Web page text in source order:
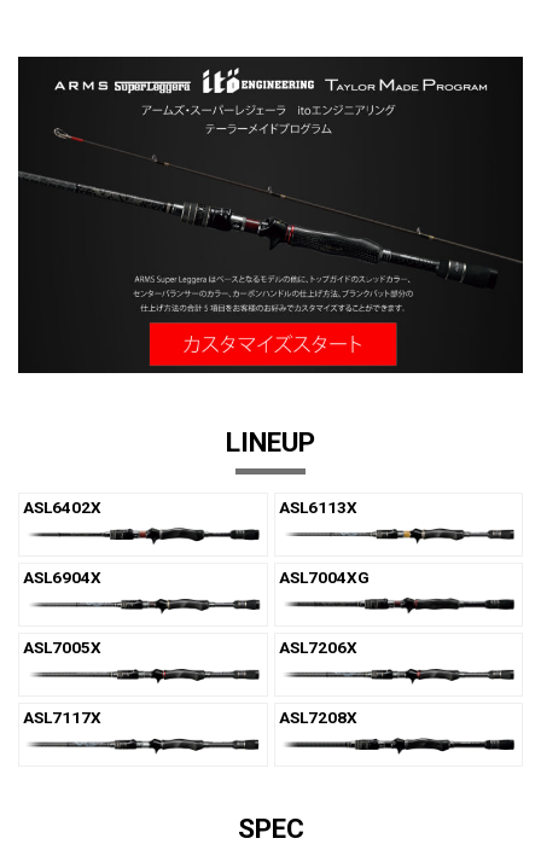
LINEUP
ASL6402X ASL6113X
ASL6904X ASL7004XG
ASL7005X ASL7206X
ASL7117X ASL7208X
SPEC